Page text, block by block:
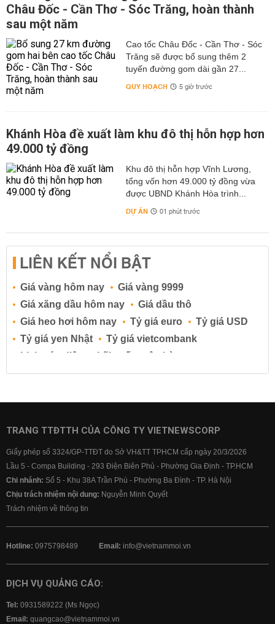
Châu Đốc - Cần Thơ - Sóc Trăng, hoàn thành
sau một năm
Cao tốc Châu Đốc - Cần Thơ - Sóc
Trăng sẽ được bổ sung thêm 2
tuyến đường gom dài gần 27...
QUY HOẠCH 5 giờ trước
Khánh Hòa đề xuất làm khu đô thị hỗn hợp hơn
49.000 tỷ đồng
Khu đô thị hỗn hợp Vĩnh Lương,
tổng vốn hơn 49.000 tỷ đồng vừa
được UBND Khánh Hòa trình...
DỰ ÁN 01 phút trước
LIÊN KẾT NỔI BẬT
Giá vàng hôm nay
Giá vàng 9999
Giá xăng dầu hôm nay
Giá dầu thô
Giá heo hơi hôm nay
Tỷ giá euro
Tỷ giá USD
Tỷ giá yen Nhật
Tỷ giá vietcombank
Lịch cúp điện
Lãi suất ngân hàng
Lãi suất tiết kiệm
Lãi suất tiền gửi
Lãi suất ngân hàng BIDV
Lãi suất ngân hàng Vietcombank
TRANG TTĐTTH CỦA CÔNG TY VIETNEWSCORP
Giấy phép số 3324/GP-TTĐT do Sở VH&TT TPHCM cấp ngày 20/3/2026
Lầu 5 - Compa Building - 293 Điện Biên Phủ - Phường Gia Định - TP.HCM
Chi nhánh: Số 5 - Khu 38A Trần Phú - Phường Ba Đình - TP. Hà Nội
Chịu trách nhiệm nội dung: Nguyễn Minh Quyết
Trách nhiệm về thông tin
Hotline: 0975798489 Email: info@vietnammoi.vn
DỊCH VỤ QUẢNG CÁO:
Tel: 0931589222 (Ms Ngọc)
Email: quangcao@vietnammoi.vn